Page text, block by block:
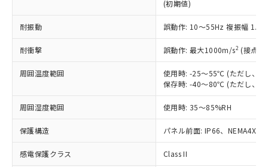
(初期値)
耐振動 誤動作: 10～55Hz 複振幅
耐衝撃 誤動作: 最大1000m/s2 (接点
周囲温度範囲
使用時: -25～55℃ (ただし、氷
保存時: -40～80℃ (ただし、氷
周囲湿度範囲 使用時: 35～85%RH
保護構造 パネル前面: IP66、NEMA4X,
感電保護クラス Class II
正式な納期状況および標準価格はお客
様のお取引先、またはお客様担当のオ
ムロン制御機器販売店・当社販売員に
販売ネットワーク
」をご確認
在庫状況および標準価格結果を当社の
事前の承諾なく第三者に漏洩または開
示しないようお願いします。
マイパーツ機能（部品リスト作成サー
ビス）をご利用いただくには、I-Web
(PBDE) 1000ppm以下、フタル酸ビス(2-エチルヘキシ
ル) (DEHP)(別名：DOP) 1000ppm以下、フタル酸ブチ
ルベンジル（BBP） 1000ppm以下、フタル酸ジブチル
（DBP） 1000ppm以下、フタル酸ジイソブチル
但し、RoHS指令で産業用監視および制御機器に対する
フタル酸エステル類の４物質については閾値を超える意
図的な使用がないことを確認しています。
※2 対応予定月
部品在庫の切り替え状況などにより、予定
月が前後することがあります。
ニル類) : 1000ppm、 PBDEs(ポリ臭化ジフェニルエーテ
DBP(フタル酸ジブチル) : 1000ppm、 DIBP(フタル酸ジ
イソブチル) : 1000ppm、 BBP(フタル酸ブチルベンジ
DEHP(フタル酸ビス(2-エチルヘキシル)) : 1000ppm
「ｅ」：有害物質（10物質）のすべてが基
「10」：通常の使用状況下において有害物
質が外部に漏えいし、環境に深刻な影響を
及ぼさない年数を意味します。
当社は規制貨物を破棄する場合は、完
全に破砕するなど、違法に輸出されな
いよう必要な手段を講じます。
当社は貴社製品を、核兵器、ミサイ
ル、化学兵器、生物兵器またはその他
武器並びにこれらの製造装置等に一切
場合は、上記1、2および3の内容を当
該第三者に通知します。また当社は、
販売先および販売に係わる関係者が違
法に輸出するおそれがある場合は、取
り引きをいたしません。
一定数以上の在庫あり
一定数には満たないが在庫あり
在庫なし(最新の在庫状況につ
いては、お客様のお取引先、ま
たはお客様担当のオムロン制御
機器販売店・当社販売員にご確
白
受注生産機種、また在庫状況の
情報を公開していない機種